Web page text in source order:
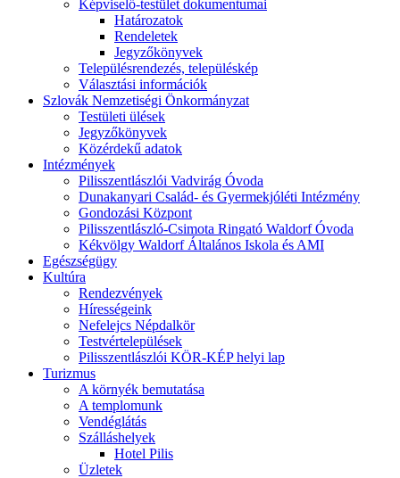
Képviselő-testület dokumentumai
Határozatok
Rendeletek
Jegyzőkönyvek
Településrendezés, településkép
Választási információk
Szlovák Nemzetiségi Önkormányzat
Testületi ülések
Jegyzőkönyvek
Közérdekű adatok
Intézmények
Pilisszentlászlói Vadvirág Óvoda
Dunakanyari Család- és Gyermekjóléti Intézmény
Gondozási Központ
Pilisszentlászló-Csimota Ringató Waldorf Óvoda
Kékvölgy Waldorf Általános Iskola és AMI
Egészségügy
Kultúra
Rendezvények
Hírességeink
Nefelejcs Népdalkör
Testvértelepülések
Pilisszentlászlói KÖR-KÉP helyi lap
Turizmus
A környék bemutatása
A templomunk
Vendéglátás
Szálláshelyek
Hotel Pilis
Üzletek